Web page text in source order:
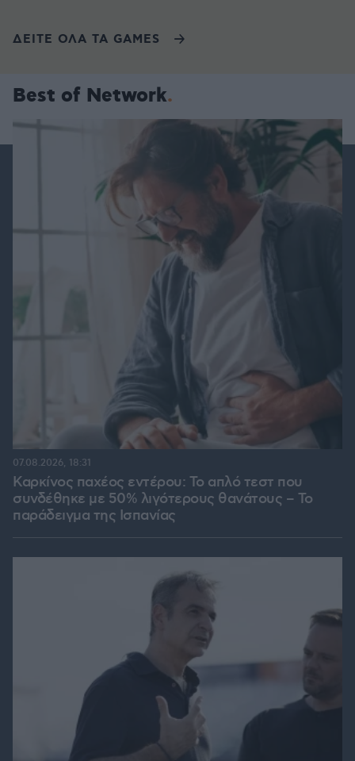
ΔΕΙΤΕ ΟΛΑ ΤΑ GAMES
Best of Network
Καρκίνος παχέος εντέρου: Το απλό τεστ που
συνδέθηκε με 50% λιγότερους θανάτους – Το
παράδειγμα της Ισπανίας
07.08.2026, 18:31